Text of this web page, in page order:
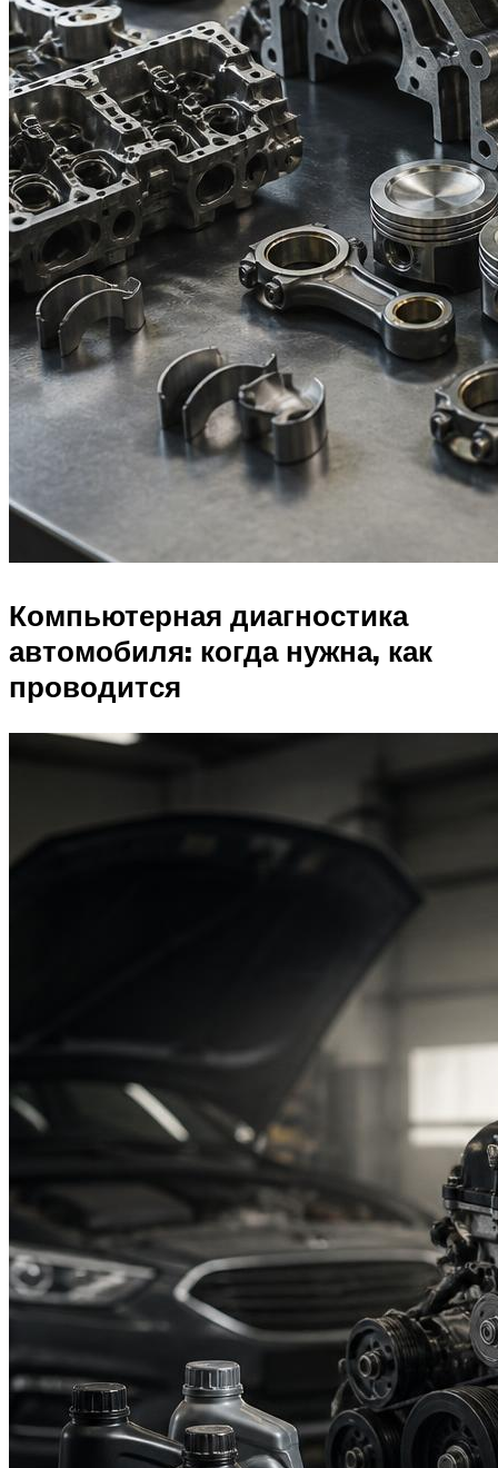
Компьютерная диагностика
автомобиля: когда нужна, как
проводится